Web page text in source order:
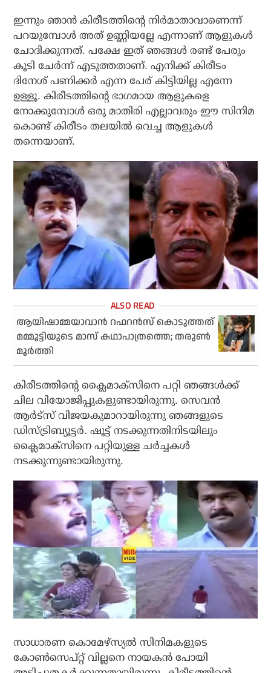
ഇന്നും ഞാന്‍ കിരീടത്തിന്റെ നിര്‍മാതാവാണെന്ന്
പറയുമ്പോള്‍ അത് ഉണ്ണിയല്ലേ എന്നാണ് ആളുകള്‍
ചോദിക്കുന്നത്. പക്ഷേ ഇത് ഞങ്ങള്‍ രണ്ട് പേരും
കൂടി ചേര്‍ന്ന് എടുത്തതാണ്. എനിക്ക് കിരീടം
ദിനേശ് പണിക്കര്‍ എന്ന പേര് കിട്ടിയില്ല എന്നേ
ഉള്ളൂ. കിരീടത്തിന്റെ ഭാഗമായ ആളുകളെ
നോക്കുമ്പോള്‍ ഒരു മാതിരി എല്ലാവരും ഈ സിനിമ
കൊണ്ട് കിരീടം തലയില്‍ വെച്ച ആളുകള്‍
തന്നെയാണ്.
ആയിഷാമ്മയാവാന്‍ റഫറന്‍സ് കൊടുത്തത്
മമ്മൂട്ടിയുടെ മാസ് കഥാപാത്രത്തെ; തരുണ്‍
മൂര്‍ത്തി
കിരീടത്തിന്റെ ക്ലൈമാക്‌സിനെ പറ്റി ഞങ്ങള്‍ക്ക്
ചില വിയോജിപ്പുകളുണ്ടായിരുന്നു. സെവന്‍
ആര്‍ട്‌സ് വിജയകുമാറായിരുന്നു ഞങ്ങളുടെ
ഡിസ്ട്രിബ്യൂട്ടര്‍. ഷൂട്ട് നടക്കുന്നതിനിടയിലും
ക്ലൈമാക്‌സിനെ പറ്റിയുള്ള ചര്‍ച്ചകള്‍
നടക്കുന്നുണ്ടായിരുന്നു.
സാധാരണ കൊമേഴ്‌സ്യല്‍ സിനിമകളുടെ
കോണ്‍സെപ്റ്റ് വില്ലനെ നായകന്‍ പോയി